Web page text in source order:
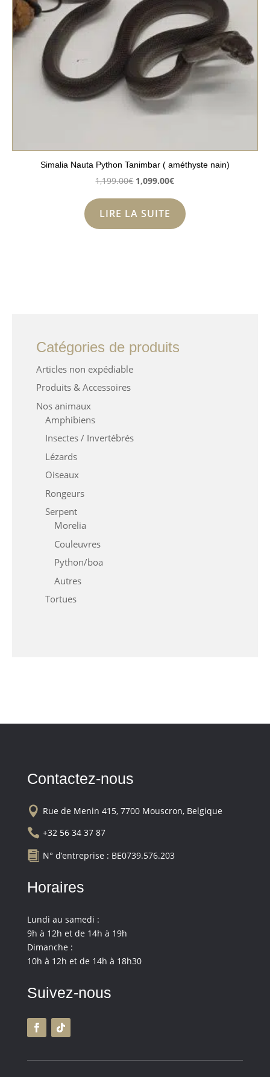
Catégories de produits
Articles non expédiable
Produits & Accessoires
Nos animaux
Amphibiens
Insectes / Invertébrés
Lézards
Oiseaux
Rongeurs
Serpent
Morelia
Couleuvres
Python/boa
Autres
Tortues
Simalia Nauta Python Tanimbar ( améthyste nain)
1,199.00€ Le
initial
était :
1,099.00€Le
actuel
est :
LIRE LA SUITE
Contactez-nous
 Rue de Menin 415, 7700 Mouscron, Belgique
 +32 56 34 37 87
 N° d’entreprise : BE0739.576.203
Horaires
Lundi au samedi :
9h à 12h et de 14h à 19h
Dimanche :
10h à 12h et de 14h à 18h30
Suivez-nous